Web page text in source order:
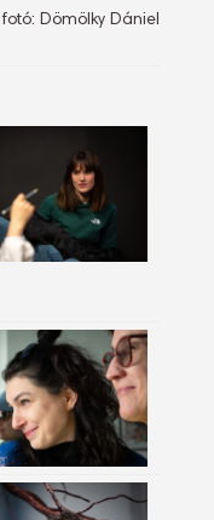
fotó: Dömölky Dániel